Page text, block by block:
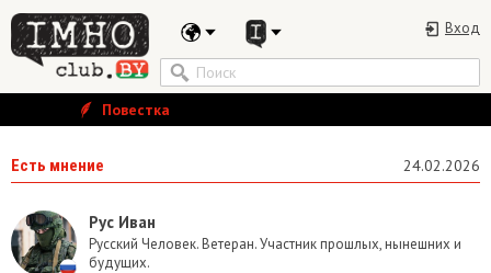
Вход
Повестка
Есть мнение 24.02.2026
Рус Иван
Русский Человек. Ветеран. Участник прошлых, нынешних и
будущих.